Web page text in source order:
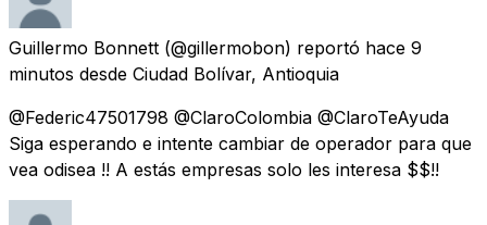
Guillermo Bonnett (@gillermobon) reportó hace 9
minutos desde Ciudad Bolívar, Antioquia
@Federic47501798 @ClaroColombia @ClaroTeAyuda
Siga esperando e intente cambiar de operador para que
vea odisea !! A estás empresas solo les interesa $$!!